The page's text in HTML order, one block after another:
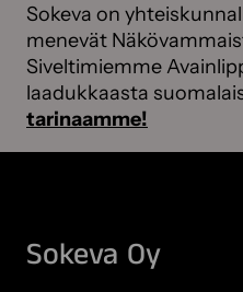
Sokeva on
menevät
Siveltimiemme
laadukkaasta
tarinaamme!
Sokeva Oy